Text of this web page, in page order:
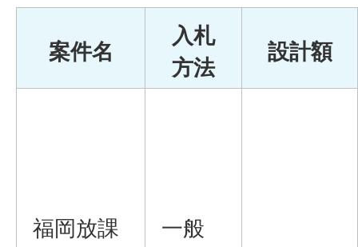
案件名
入札
方法
設計額
福岡放課 一般